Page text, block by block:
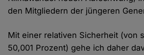
den Mitgliedern der jüngeren
Mit einer relativen Sicherheit (von
50,001 Prozent) gehe ich daher